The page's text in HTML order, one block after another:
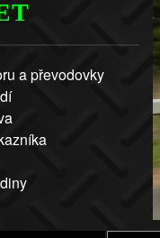
a převodovky